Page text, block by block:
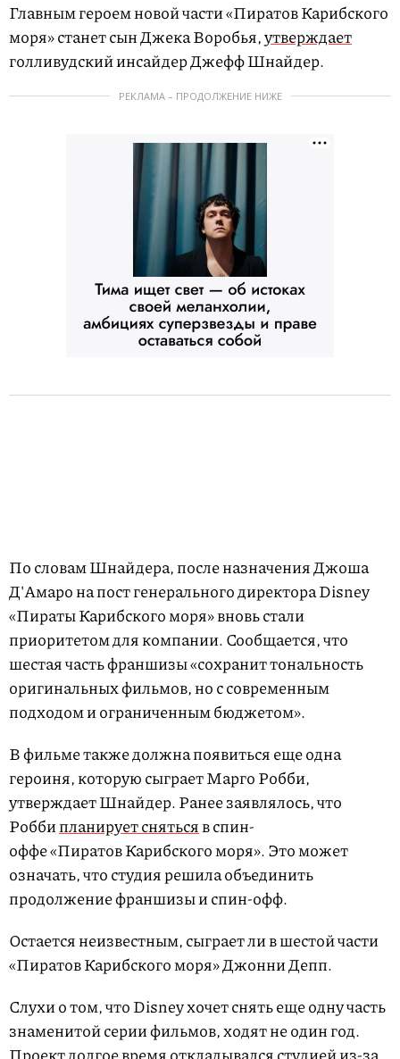
Главным героем новой части «Пиратов Карибского
моря» станет сын Джека Воробья,утверждает
голливудский инсайдер Джефф Шнайдер.
РЕКЛАМА – ПРОДОЛЖЕНИЕ НИЖЕ
По словам Шнайдера, после назначения Джоша
Д'Амаро на пост генерального директора Disney
«Пираты Карибского моря» вновь стали
приоритетом для компании. Сообщается, что
шестая часть франшизы «сохранит тональность
оригинальных фильмов, но с современным
подходом и ограниченным бюджетом».
В фильме также должна появиться еще одна
героиня, которую сыграет Марго Робби,
утверждает Шнайдер. Ранее заявлялось, что
Роббипланирует снятьсяв спин-
оффе «Пиратов Карибского моря». Это может
означать, что студия решила объединить
продолжение франшизы и спин-офф.
Остается неизвестным, сыграет ли в шестой части
«Пиратов Карибского моря» Джонни Депп.
Слухи о том, что Disney хочет снять еще одну часть
знаменитой серии фильмов, ходят не один год.